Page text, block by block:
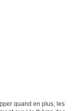
quand en plus, les